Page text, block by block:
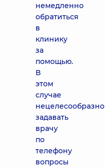
немедленно
обратиться
в
клинику
за
помощью.
В
этом
случае
нецелесообразно
задавать
врачу
по
телефону
вопросы